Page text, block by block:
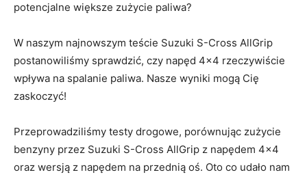
potencjalne większe zużycie paliwa?
W naszym najnowszym teście Suzuki S-Cross AllGrip
⁤postanowiliśmy sprawdzić, ‍czy napęd 4×4 rzeczywiście
wpływa na spalanie⁣ paliwa. ⁢Nasze ⁤wyniki mogą Cię
zaskoczyć!
Przeprowadziliśmy testy drogowe, porównując ‌zużycie
benzyny przez Suzuki S-Cross AllGrip z napędem 4×4
oraz wersją z napędem na przednią oś. Oto co udało nam